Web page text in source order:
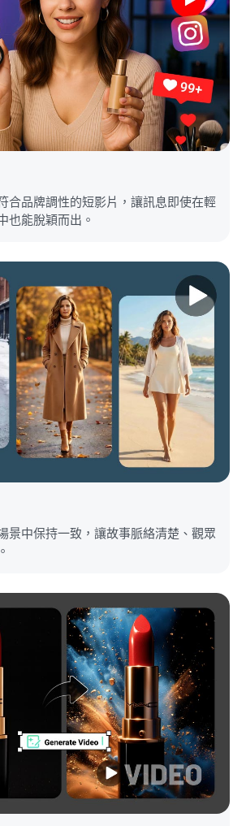
合品牌調性的短影片，讓訊息即使在輕
也能脫穎而出。
景中保持一致，讓故事脈絡清楚、觀眾